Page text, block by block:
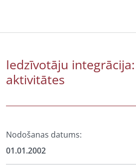
Iedzīvotāju
aktivitātes
Nodošanas datums:
01.01.2002